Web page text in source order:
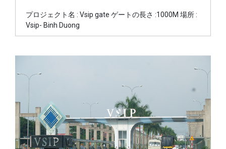
プロジェクト名 : Vsip gate ゲートの長さ :1000M 場所 :
Vsip- Binh Duong